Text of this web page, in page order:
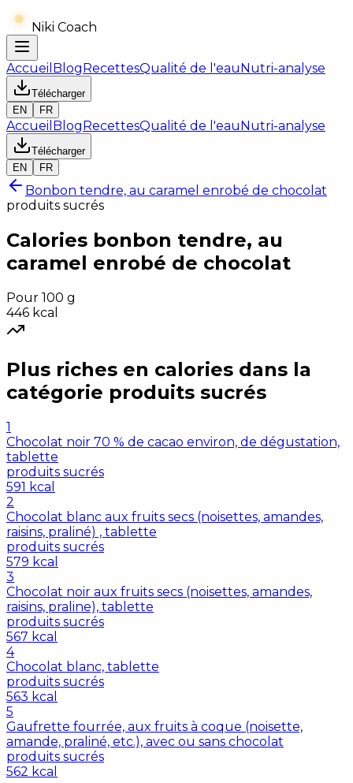
Niki Coach
Accueil BlogRecettesQualité de l'eauNutri-analyse
Télécharger
EN
FR
Accueil BlogRecettesQualité de l'eauNutri-analyse
Télécharger
EN
FR
Bonbon tendre, au caramel enrobé de chocolat
produits sucrés
Calories bonbon tendre, au
caramel enrobé de chocolat
Pour 100 g
446 kcal
Plus riches en calories dans la
catégorie produits sucrés
1
Chocolat noir 70 % de cacao environ, de dégustation,
tablette
produits sucrés
591 kcal
2
Chocolat blanc aux fruits secs (noisettes, amandes,
raisins, praliné) , tablette
produits sucrés
579 kcal
3
Chocolat noir aux fruits secs (noisettes, amandes,
raisins, praline), tablette
produits sucrés
567 kcal
4
Chocolat blanc, tablette
produits sucrés
563 kcal
5
Gaufrette fourrée, aux fruits à coque (noisette,
amande, praliné, etc.), avec ou sans chocolat
produits sucrés
562 kcal